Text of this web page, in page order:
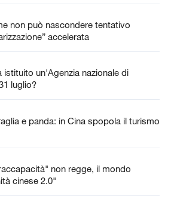
non può nascondere tentativo
accelerata
istituito un'Agenzia nazionale di
luglio?
e panda: in Cina spopola il turismo
non regge, il mondo
cinese 2.0"